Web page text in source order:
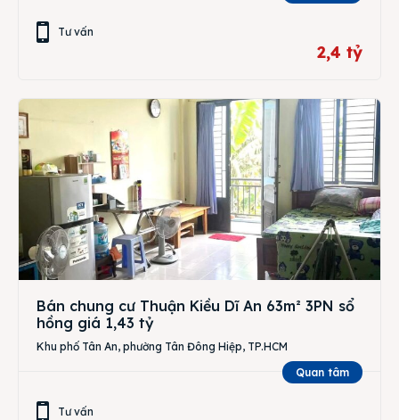
Tư vấn
2,4 tỷ
Bán chung cư Thuận Kiều Dĩ An 63m² 3PN sổ
hồng giá 1,43 tỷ
Khu phố Tân An, phường Tân Đông Hiệp, TP.HCM
Quan tâm
Tư vấn